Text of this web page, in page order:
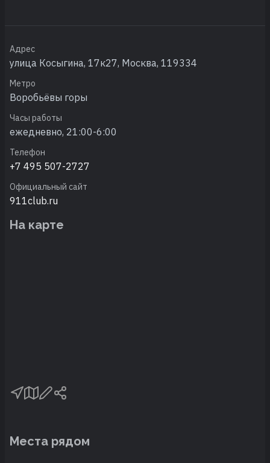
Адрес
улица Косыгина, 17к27, Москва, 119334
Метро
Воробьёвы горы
Часы работы
ежедневно, 21:00-6:00
Телефон
+7 495 507-2727
Официальный сайт
911club.ru
На карте
Места рядом